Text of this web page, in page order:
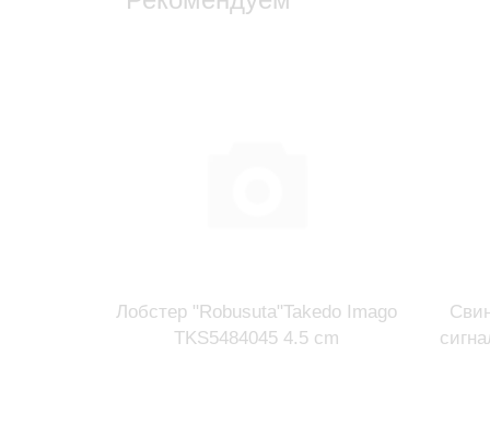
Лобстер "Robusuta"Takedo Imago
TKS5484045 4.5 cm